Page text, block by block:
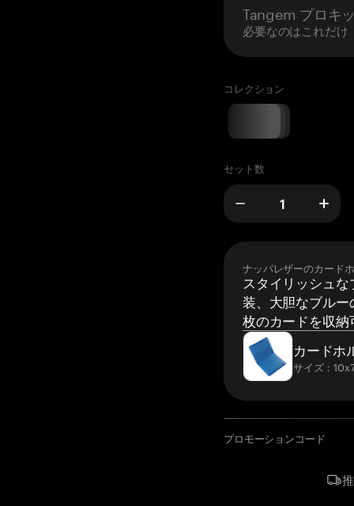
Tangem プロキ
必要なのはこれだけ
コレクション
セット数
ナッパレザーのカード
スタイリッシュ
装、大胆なブルー
枚のカードを収納
カードホ
サイズ：
プロモーションコード